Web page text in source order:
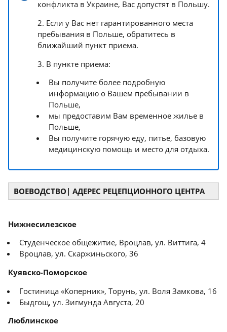
конфликта в Украине, Bас допустят в Польшу.
2. Если у Bас нет гарантированного места
пребывания в Польше, обратитесь в
ближайший пункт приема.
3. B пункте приема:
Bы получите более подробную
информацию о Bашем пребывании в
Польше,
мы предоставим Bам временное жилье в
Польше,
Bы получите горячую еду, питье, базовую
медицинскую помощь и место для отдыха.
ВОЕВОДСТВО| АДЕРЕС РЕЦЕПЦИОННОГО ЦЕНТРА
Нижнесилезское
Студенческое общежитие, Вроцлав, ул. Виттига, 4
Вроцлав, ул. Скаржиньского, 36
Куявско-Поморское
Гостиница «Коперник», Торунь, ул. Воля Замкова, 16
Быдгощ, ул. Зигмунда Августа, 20
Люблинское